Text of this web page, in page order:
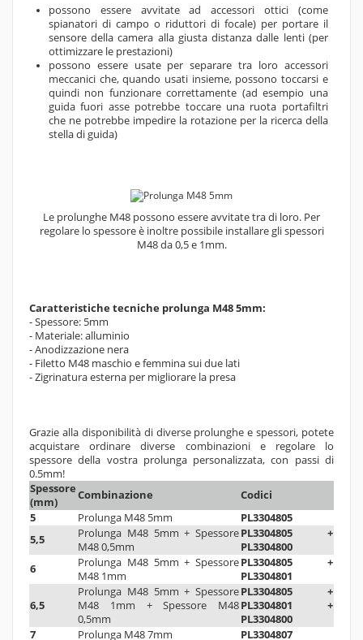
possono essere avvitate ad accessori ottici (come
spianatori di campo o riduttori di focale) per portare il
sensore della camera alla giusta distanza dalle lenti (per
ottimizzare le prestazioni)
possono essere usate per separare tra loro accessori
meccanici che, quando usati insieme, possono toccarsi e
quindi non funzionare correttamente (ad esempio una
guida fuori asse potrebbe toccare una ruota portafiltri
che ne potrebbe impedire la rotazione per la ricerca della
stella di guida)
Le prolunghe M48 possono essere avvitate tra di loro. Per
regolare lo spessore è inoltre possibile installare gli spessori
M48 da 0,5 e 1mm.
Caratteristiche tecniche prolunga M48 5mm:
- Spessore: 5mm
- Materiale: alluminio
- Anodizzazione nera
- Filetto M48 maschio e femmina sui due lati
- Zigrinatura esterna per migliorare la presa
Grazie alla disponibilità di diverse prolunghe e spessori, potete
acquistare ordinare diverse combinazioni e regolare lo
spessore della vostra prolunga personalizzata, con passi di
0.5mm!
Spessore
(mm)
Combinazione
Codici
5
Prolunga M48 5mm
PL3304805
5,5
Prolunga M48 5mm + Spessore
M48 0,5mm
PL3304805 +
PL3304800
6
Prolunga M48 5mm + Spessore
M48 1mm
PL3304805 +
PL3304801
6,5
Prolunga M48 5mm + Spessore
M48 1mm + Spessore M48
0,5mm
PL3304805 +
PL3304801 +
PL3304800
7
Prolunga M48 7mm PL3304807